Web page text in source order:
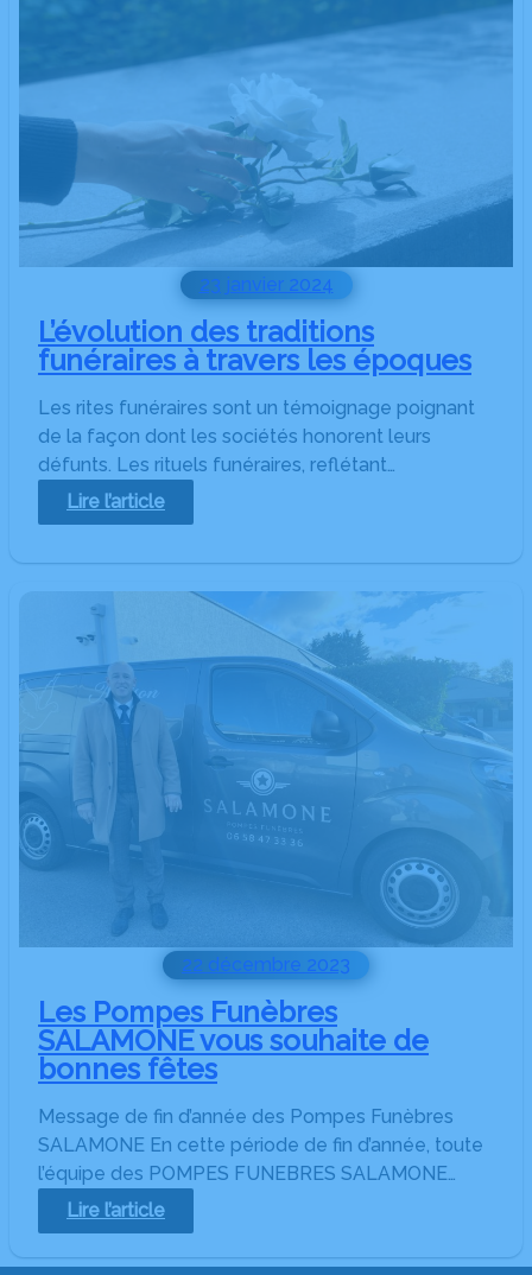
23 janvier 2024
L’évolution des traditions
funéraires à travers les époques
Les rites funéraires sont un témoignage poignant
de la façon dont les sociétés honorent leurs
défunts. Les rituels funéraires, reflétant…
Lire l’article:
L’évolution
traditions
funéraires
travers
époques
22 décembre 2023
Les Pompes Funèbres
SALAMONE vous souhaite de
bonnes fêtes
Message de fin d’année des Pompes Funèbres
SALAMONE En cette période de fin d’année, toute
l’équipe des POMPES FUNEBRES SALAMONE…
Lire l’article:
Les
Pompes